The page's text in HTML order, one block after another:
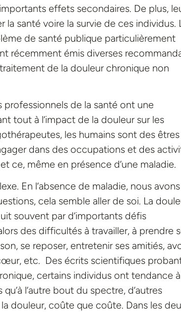
effets secondaires. De plus,
santé voire la survie de ces individus.
de santé publique particulièrement
récemment émis diverses
de la douleur chronique non
de la santé ont une
tout à l’impact de la douleur sur les
les humains sont des êtres
dans des occupations et des
ce, même en présence d’une maladie.
En l’absence de maladie, nous
cela semble aller de soi. La
souvent par d’importants défis
des difficultés à travailler, à prendre
se reposer, entretenir ses amitiés,
etc. Des écrits scientifiques
certains individus ont tendance à
l’autre bout du spectre, d’autres
douleur, coûte que coûte. Dans les